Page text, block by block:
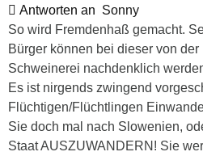
Antworten an Sonny
So wird Fremdenhaß gemacht.
Bürger können bei dieser von
Schweinerei nachdenklich
Es ist nirgends zwingend
Flüchtigen/Flüchtlingen
Sie doch mal nach Slowenien,
Staat AUSZUWANDERN! Sie